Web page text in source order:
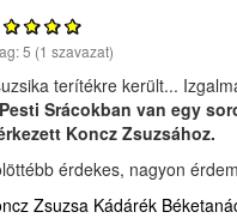
5 (1 szavazat)
terítékre került...
Srácokban van egy
Koncz Zsuzsához.
érdekes, nagyon
Zsuzsa Kádárék